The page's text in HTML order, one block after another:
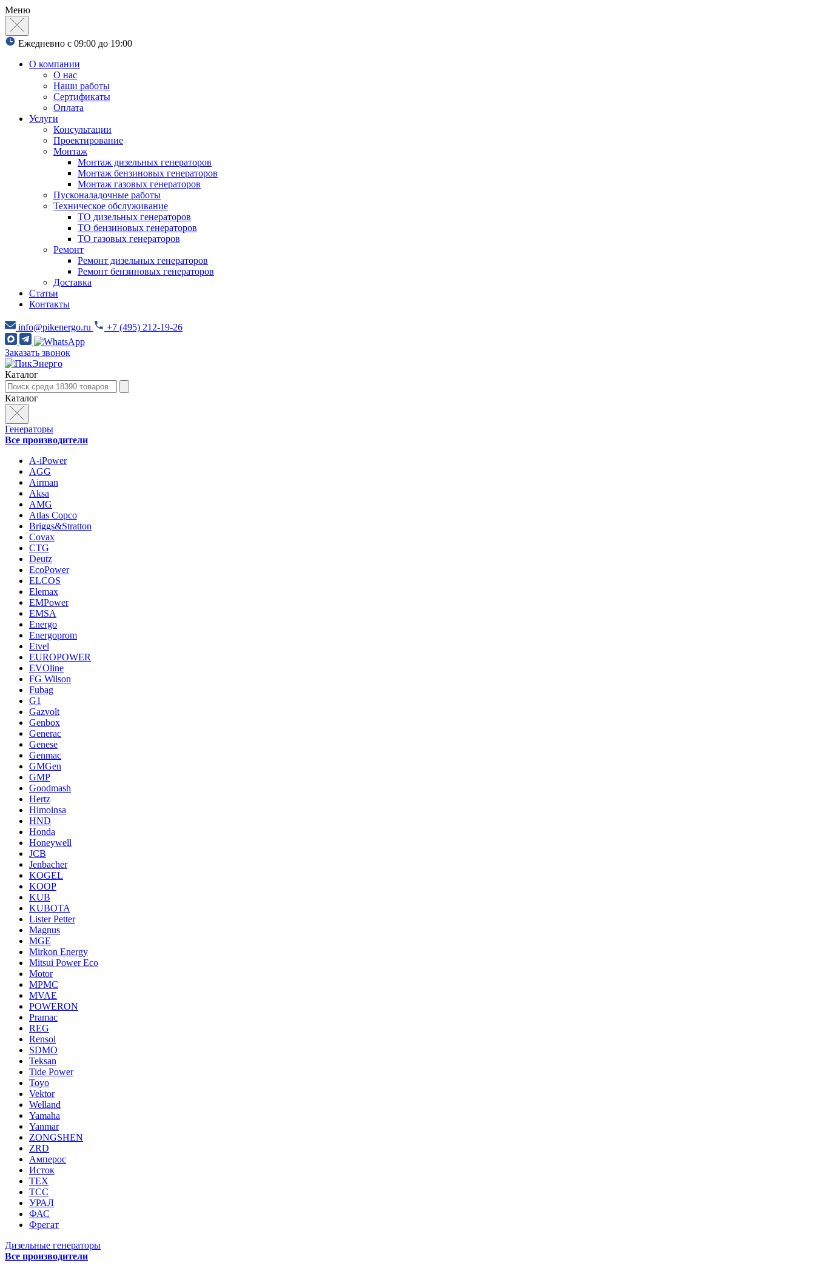
Меню
Ежедневно с 09:00 до 19:00
О компании
О нас
Наши работы
Сертификаты
Оплата
Услуги
Консультации
Проектирование
Монтаж
Монтаж дизельных генераторов
Монтаж бензиновых генераторов
Монтаж газовых генераторов
Пусконаладочные работы
Техническое обслуживание
ТО дизельных генераторов
ТО бензиновых генераторов
ТО газовых генераторов
Ремонт
Ремонт дизельных генераторов
Ремонт бензиновых генераторов
Доставка
Статьи
Контакты
info@pikenergo.ru +7 (495) 212-19-26
Заказать звонок
Каталог
Каталог
Генераторы
Все производители
A-iPower
AGG
Airman
Aksa
AMG
Atlas Copco
Briggs&Stratton
Covax
CTG
Deutz
EcoPower
ELCOS
Elemax
EMPower
EMSA
Energo
Energoprom
Etvel
EUROPOWER
EVOline
FG Wilson
Fubag
G1
Gazvolt
Genbox
Generac
Genese
Genmac
GMGen
GMP
Goodmash
Hertz
Himoinsa
HND
Honda
Honeywell
JCB
Jenbacher
KOGEL
KOOP
KUB
KUBOTA
Lister Petter
Magnus
MGE
Mirkon Energy
Mitsui Power Eco
Motor
MPMC
MVAE
POWERON
Pramac
REG
Rensol
SDMO
Teksan
Tide Power
Toyo
Vektor
Welland
Yamaha
Yanmar
ZONGSHEN
ZRD
Амперос
Исток
ТЕХ
ТСС
УРАЛ
ФАС
Фрегат
Дизельные генераторы
Все производители